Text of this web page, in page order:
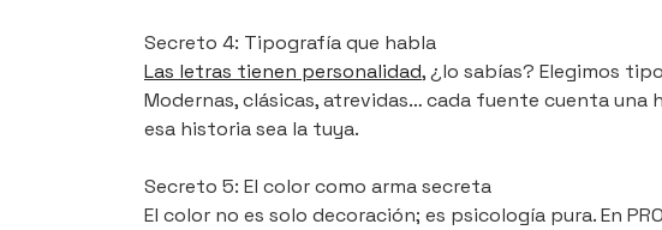
Secreto 4: Tipografía que habla
Las letras tienen personalidad, ¿lo sabías? Elegimos
Modernas, clásicas, atrevidas… cada fuente cuenta
esa historia sea la tuya.
Secreto 5: El color como arma secreta
El color no es solo decoración; es psicología pura. En